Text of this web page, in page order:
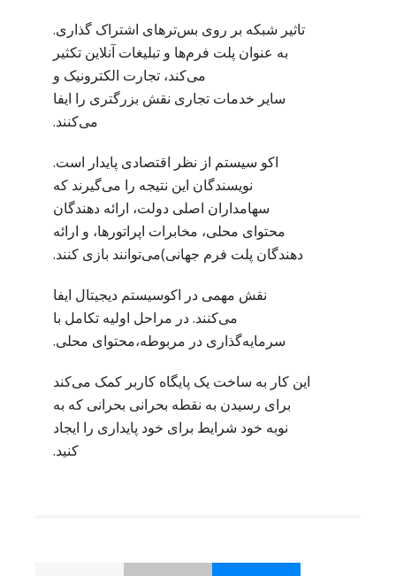
تاثیر شبکه بر روی بس‌ترهای اشتراک گذاری.
به عنوان پلت فرم‌ها و تبلیغات آنلاین تکثیر
می‌کند، تجارت الکترونیک و
سایر خدمات تجاری نقش بزرگتری را ایفا
می‌کنند.
اکو سیستم از نظر اقتصادی پایدار است.
نویسندگان این نتیجه را می‌گیرند که
سهامداران اصلی دولت، ارائه دهندگان
محتوای محلی، مخابرات اپراتورها، و ارائه
دهندگان پلت فرم جهانی)می‌توانند بازی کنند.
نقش مهمی در اکوسیستم دیجیتال ایفا
می‌کنند. در مراحل اولیه تکامل با
سرمایه‌گذاری در مربوطه،محتوای محلی.
این کار به ساخت یک پایگاه کاربر کمک می‌کند
برای رسیدن به نقطه بحرانی بحرانی که به
نوبه خود شرایط برای خود پایداری را ایجاد
کنید.